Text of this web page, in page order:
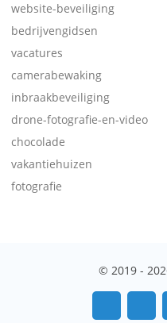
website-beveiliging
bedrijvengidsen
vacatures
camerabewaking
inbraakbeveiliging
drone-fotografie-en-video
chocolade
vakantiehuizen
fotografie
© 2019 -